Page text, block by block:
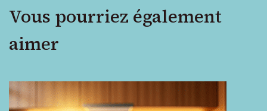
Vous pourriez également
aimer